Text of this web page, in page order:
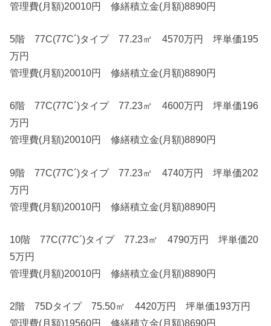
管理費(月額)20010円 修繕積立金(月額)8890円
5階 77C(77C´)タイプ 77.23㎡ 4570万円 坪単価195
万円
管理費(月額)20010円 修繕積立金(月額)8890円
6階 77C(77C´)タイプ 77.23㎡ 4600万円 坪単価196
万円
管理費(月額)20010円 修繕積立金(月額)8890円
9階 77C(77C´)タイプ 77.23㎡ 4740万円 坪単価202
万円
管理費(月額)20010円 修繕積立金(月額)8890円
10階 77C(77C´)タイプ 77.23㎡ 4790万円 坪単価20
5万円
管理費(月額)20010円 修繕積立金(月額)8890円
2階 75Dタイプ 75.50㎡ 4420万円 坪単価193万円
管理費(月額)19560円 修繕積立金(月額)8690円